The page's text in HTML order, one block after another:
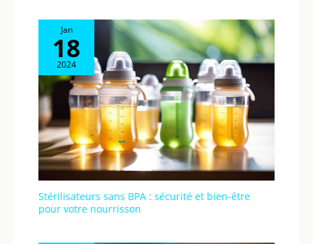
votre bébé. Un must
have indispensable
pour l'équipement de
votre bébé
Autonomie de la
batterie prolongée –
Équipée d'une
grande batterie pour
une surveillance
prolongée sans
recharge fréquente
Sûr et protégé –
Profitez d'une
Jan
18
2024
Stérilisateurs sans BPA : sécurité et bien-être
pour votre nourrisson